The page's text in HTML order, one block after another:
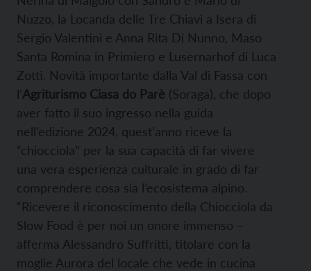
Nuzzo, la Locanda delle Tre Chiavi a Isera di
Sergio Valentini e Anna Rita Di Nunno, Maso
Santa Romina in Primiero e Lusernarhof di Luca
Zotti. Novità importante dalla Val di Fassa con
l’Agriturismo Ciasa do Parè (Soraga), che dopo
aver fatto il suo ingresso nella guida
nell’edizione 2024, quest’anno riceve la
“chiocciola” per la sua capacità di far vivere
una vera esperienza culturale in grado di far
comprendere cosa sia l’ecosistema alpino.
“Ricevere il riconoscimento della Chiocciola da
Slow Food è per noi un onore immenso –
afferma Alessandro Suffritti, titolare con la
moglie Aurora del locale che vede in cucina